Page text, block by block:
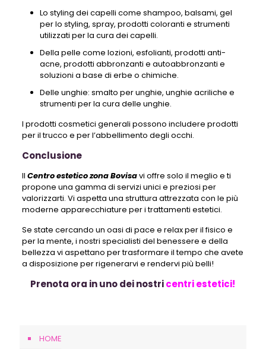
Lo styling dei capelli come shampoo, balsami, gel
per lo styling, spray, prodotti coloranti e strumenti
utilizzati per la cura dei capelli.
Della pelle come lozioni, esfolianti, prodotti anti-
acne, prodotti abbronzanti e autoabbronzanti e
soluzioni a base di erbe o chimiche.
Delle unghie: smalto per unghie, unghie acriliche e
strumenti per la cura delle unghie.
I prodotti cosmetici generali possono includere prodotti
per il trucco e per l’abbellimento degli occhi.
Conclusione
Il Centro estetico zona Bovisavi offre solo il meglio e ti
propone una gamma di servizi unici e preziosi per
valorizzarti. Vi aspetta una struttura attrezzata con le più
moderne apparecchiature per i trattamenti estetici.
Se state cercando un oasi di pace e relax per il fisico e
per la mente, i nostri specialisti del benessere e della
bellezza vi aspettano per trasformare il tempo che avete
a disposizione per rigenerarvi e rendervi più belli!
Prenota ora in uno dei nostricentri estetici!
HOME